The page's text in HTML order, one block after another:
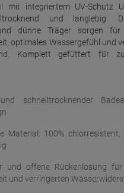
mit integriertem UV-Schutz
und langlebig.
dünne Träger sorgen für
optimales Wassergefühl und
Komplett gefüttert für
schnelltrocknender
Material: 100% chlorresistent,
und offene Rückenlösung
und verringerten